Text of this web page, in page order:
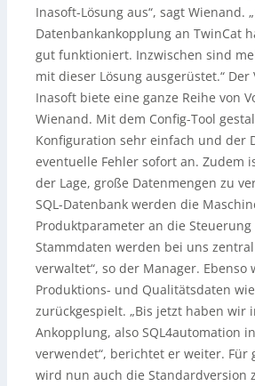
Inasoft-Lösung aus“, sagt Wienand.
Datenbankankopplung an TwinCat
gut funktioniert. Inzwischen sind
mit dieser Lösung ausgerüstet.“
Inasoft biete eine ganze Reihe von
Wienand. Mit dem Config-Tool
Konfiguration sehr einfach und der
eventuelle Fehler sofort an. Zudem
der Lage, große Datenmengen zu
SQL-Datenbank werden die
Produktparameter an die Steuerung
Stammdaten werden bei uns
verwaltet“, so der Manager. Ebenso
Produktions- und Qualitätsdaten
zurückgespielt. „Bis jetzt haben wir
Ankopplung, also SQL4automation
verwendet“, berichtet er weiter. Für
wird nun auch die Standardversion